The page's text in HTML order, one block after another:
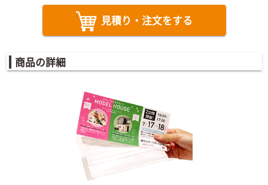
見積り・注文をする
商品の詳細